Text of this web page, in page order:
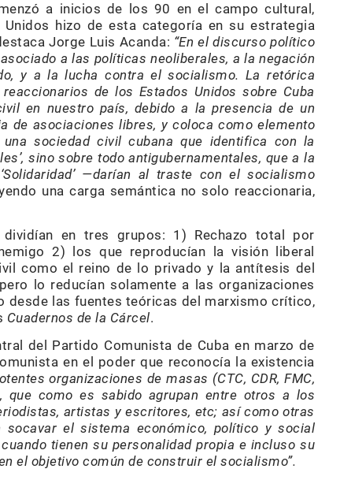
a inicios de los 90 en el campo cultural,
hizo de esta categoría en su estrategia
Jorge Luis Acanda: “En el discurso político
a las políticas neoliberales, a la negación
y a la lucha contra el socialismo. La retórica
de los Estados Unidos sobre Cuba
en nuestro país, debido a la presencia de un
de asociaciones libres, y coloca como elemento
sociedad civil cubana que identifica con la
sino sobre todo antigubernamentales, que a la
—darían al traste con el socialismo
una carga semántica no solo reaccionaria,
en tres grupos: 1) Rechazo total por
2) los que reproducían la visión liberal
como el reino de lo privado y la antítesis del
lo reducían solamente a las organizaciones
desde las fuentes teóricas del marxismo crítico,
Cuadernos de la Cárcel.
del Partido Comunista de Cuba en marzo de
en el poder que reconocía la existencia
organizaciones de masas (CTC, CDR, FMC,
que como es sabido agrupan entre otros a los
artistas y escritores, etc; así como otras
socavar el sistema económico, político y social
tienen su personalidad propia e incluso su
el objetivo común de construir el socialismo”.